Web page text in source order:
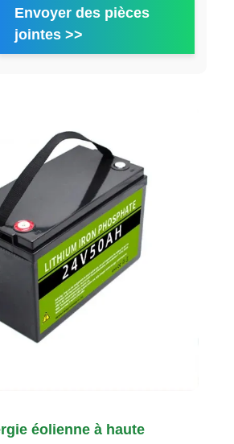
Envoyer des pièces
jointes >>
éolienne à haute